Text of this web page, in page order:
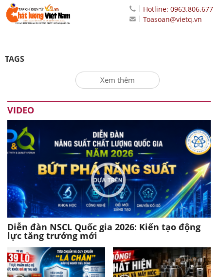
Hotline: 0963.806.677
Toasoan@vietq.vn
TAGS
Xem thêm
VIDEO
Diễn đàn NSCL Quốc gia 2026: Kiến tạo động
lực tăng trưởng mới